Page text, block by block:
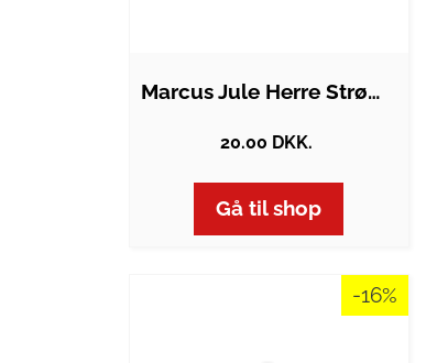
Marcus Jule Herre Strømper - Tango red -…
20.00 DKK.
Gå til shop
-16%